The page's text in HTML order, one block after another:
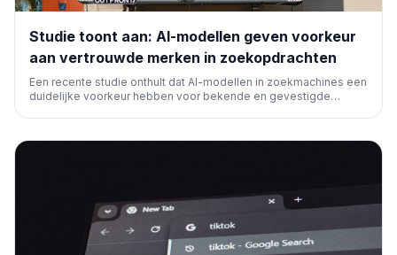
Studie toont aan: AI-modellen geven voorkeur
aan vertrouwde merken in zoekopdrachten
Een recente studie onthult dat AI-modellen in zoekmachines een
duidelijke voorkeur hebben voor bekende en gevestigde
zoeklandschap.